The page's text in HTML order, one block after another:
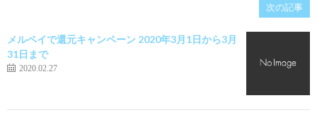
次の記事
メルペイで還元キャンペーン 2020年3月1日から3月
31日まで
2020.02.27